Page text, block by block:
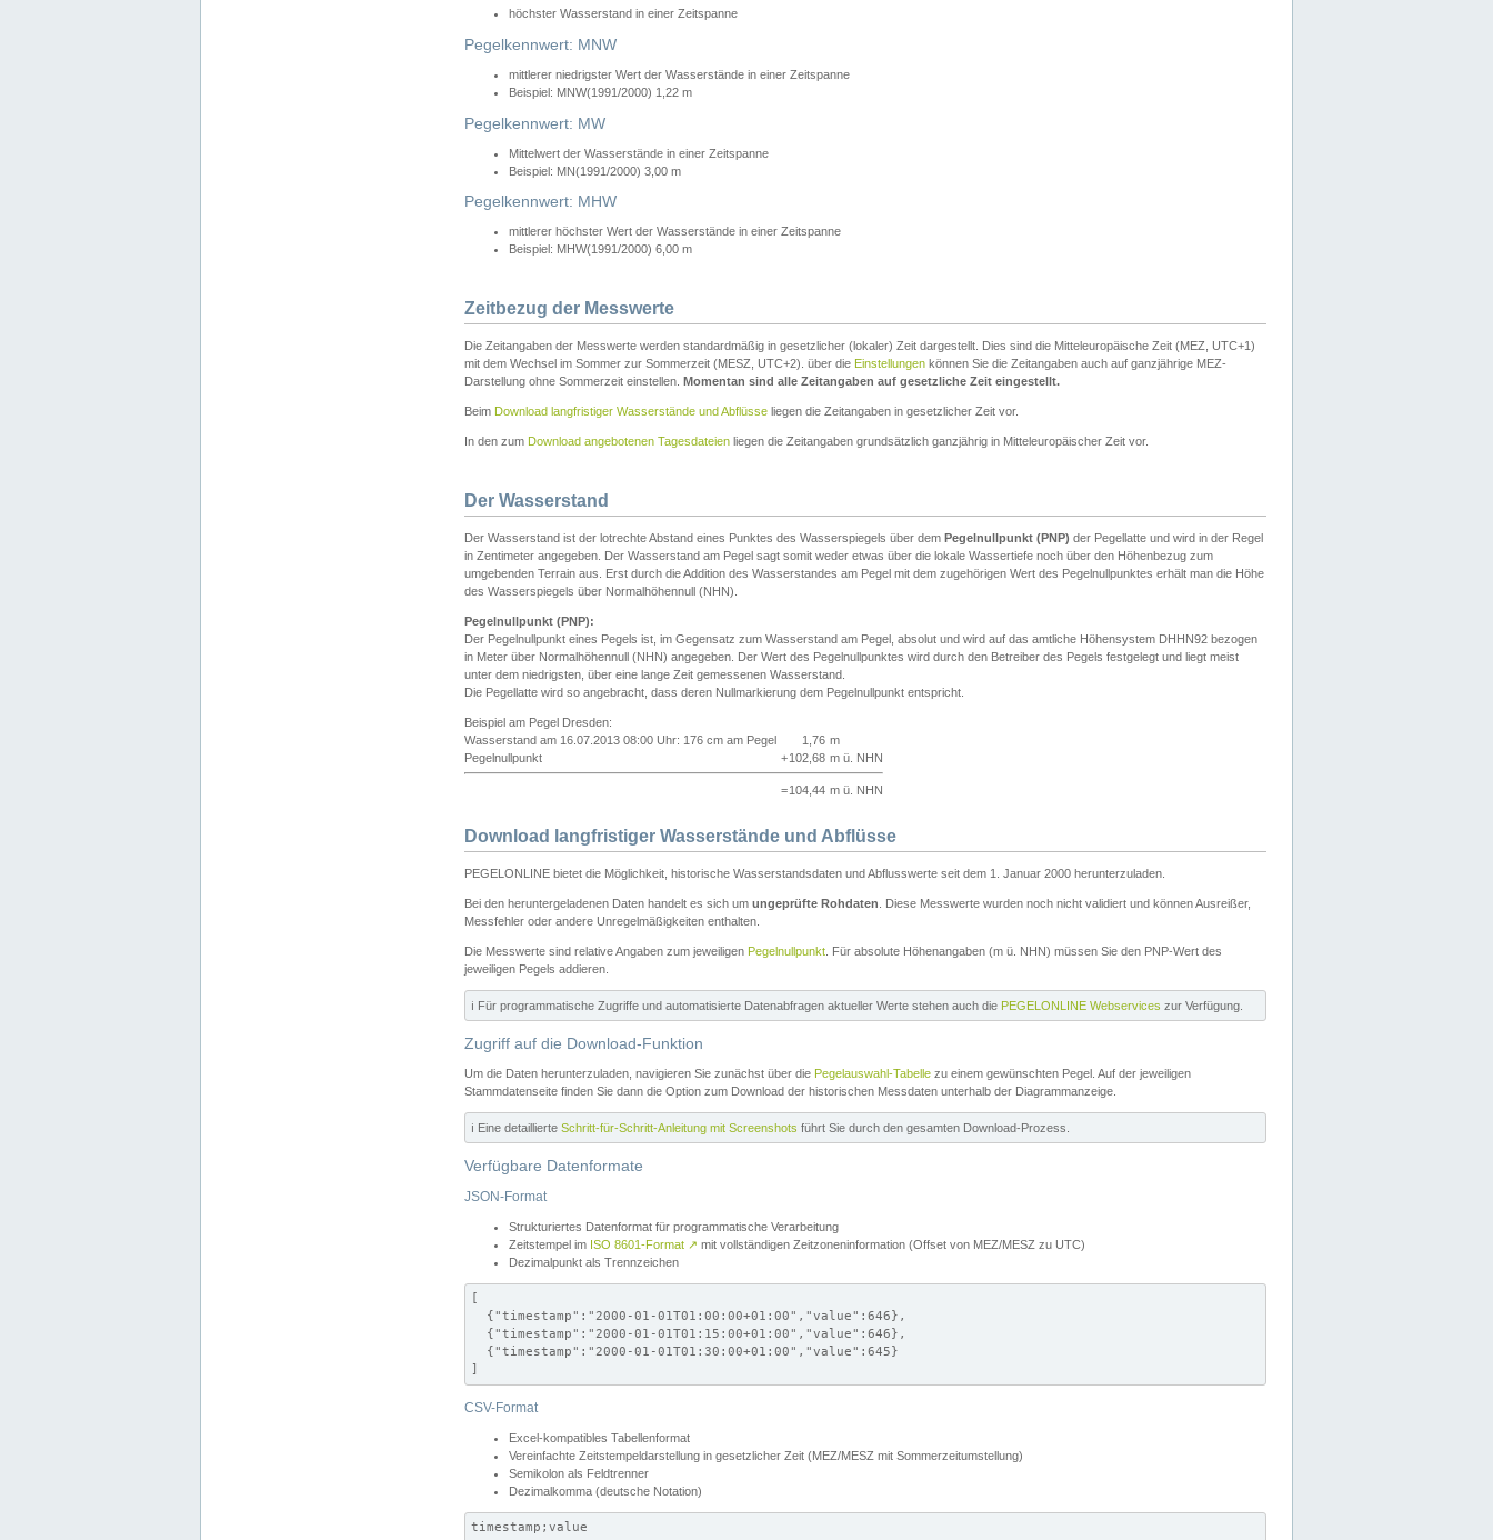
höchster Wasserstand in einer Zeitspanne
Pegelkennwert: MNW
mittlerer niedrigster Wert der Wasserstände in einer Zeitspanne
Beispiel: MNW(1991/2000) 1,22 m
Pegelkennwert: MW
Mittelwert der Wasserstände in einer Zeitspanne
Beispiel: MN(1991/2000) 3,00 m
Pegelkennwert: MHW
mittlerer höchster Wert der Wasserstände in einer Zeitspanne
Beispiel: MHW(1991/2000) 6,00 m
Zeitbezug der Messwerte
Die Zeitangaben der Messwerte werden standardmäßig in gesetzlicher (lokaler) Zeit dargestellt. Dies sind die Mitteleuropäische Zeit (MEZ, UTC+1)
mit dem Wechsel im Sommer zur Sommerzeit (MESZ, UTC+2). über die Einstellungen können Sie die Zeitangaben auch auf ganzjährige MEZ-
Darstellung ohne Sommerzeit einstellen. Momentan sind alle Zeitangaben auf gesetzliche Zeit eingestellt.
Beim Download langfristiger Wasserstände und Abflüsse liegen die Zeitangaben in gesetzlicher Zeit vor.
In den zum Download angebotenen Tagesdateien liegen die Zeitangaben grundsätzlich ganzjährig in Mitteleuropäischer Zeit vor.
Der Wasserstand
Der Wasserstand ist der lotrechte Abstand eines Punktes des Wasserspiegels über dem Pegelnullpunkt (PNP) der Pegellatte und wird in der Regel
in Zentimeter angegeben. Der Wasserstand am Pegel sagt somit weder etwas über die lokale Wassertiefe noch über den Höhenbezug zum
umgebenden Terrain aus. Erst durch die Addition des Wasserstandes am Pegel mit dem zugehörigen Wert des Pegelnullpunktes erhält man die Höhe
des Wasserspiegels über Normalhöhennull (NHN).
Pegelnullpunkt (PNP):
Der Pegelnullpunkt eines Pegels ist, im Gegensatz zum Wasserstand am Pegel, absolut und wird auf das amtliche Höhensystem DHHN92 bezogen
in Meter über Normalhöhennull (NHN) angegeben. Der Wert des Pegelnullpunktes wird durch den Betreiber des Pegels festgelegt und liegt meist
unter dem niedrigsten, über eine lange Zeit gemessenen Wasserstand.
Die Pegellatte wird so angebracht, dass deren Nullmarkierung dem Pegelnullpunkt entspricht.
Beispiel am Pegel Dresden:
Wasserstand am 16.07.2013 08:00 Uhr: 176 cm am Pegel
1,76 m
Pegelnullpunkt
+102,68 m ü. NHN
=104,44 m ü. NHN
Download langfristiger Wasserstände und Abflüsse
PEGELONLINE bietet die Möglichkeit, historische Wasserstandsdaten und Abflusswerte seit dem 1. Januar 2000 herunterzuladen.
Bei den heruntergeladenen Daten handelt es sich um ungeprüfte Rohdaten . Diese Messwerte wurden noch nicht validiert und können Ausreißer,
Messfehler oder andere Unregelmäßigkeiten enthalten.
Die Messwerte sind relative Angaben zum jeweiligen Pegelnullpunkt . Für absolute Höhenangaben (m ü. NHN) müssen Sie den PNP-Wert des
jeweiligen Pegels addieren.
ℹ️ Für programmatische Zugriffe und automatisierte Datenabfragen aktueller Werte stehen auch die PEGELONLINE Webservices zur Verfügung.
Zugriff auf die Download-Funktion
Um die Daten herunterzuladen, navigieren Sie zunächst über die Pegelauswahl-Tabelle zu einem gewünschten Pegel. Auf der jeweiligen
Stammdatenseite finden Sie dann die Option zum Download der historischen Messdaten unterhalb der Diagrammanzeige.
ℹ️ Eine detaillierte Schritt-für-Schritt-Anleitung mit Screenshots führt Sie durch den gesamten Download-Prozess.
Verfügbare Datenformate
JSON-Format
Strukturiertes Datenformat für programmatische Verarbeitung
Zeitstempel im ISO 8601-Format ↗ mit vollständigen Zeitzoneninformation (Offset von MEZ/MESZ zu UTC)
Dezimalpunkt als Trennzeichen
[
  {"timestamp":"2000-01-01T01:00:00+01:00","value":646},
  {"timestamp":"2000-01-01T01:15:00+01:00","value":646},
  {"timestamp":"2000-01-01T01:30:00+01:00","value":645}
]
CSV-Format
Excel-kompatibles Tabellenformat
Vereinfachte Zeitstempeldarstellung in gesetzlicher Zeit (MEZ/MESZ mit Sommerzeitumstellung)
Semikolon als Feldtrenner
Dezimalkomma (deutsche Notation)
timestamp;value